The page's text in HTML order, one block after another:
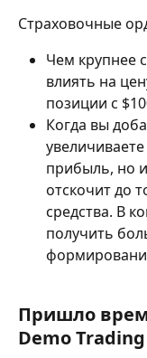
Страховочные
Чем крупнее
влиять на
позиции с
Когда вы
прибыль, но
отскочит до
средства. В
получить
Пришло
Demo